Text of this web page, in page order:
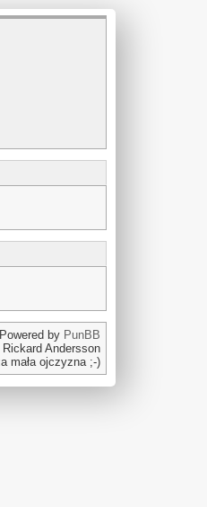
Powered by PunBB
Andersson
mała ojczyzna ;-)